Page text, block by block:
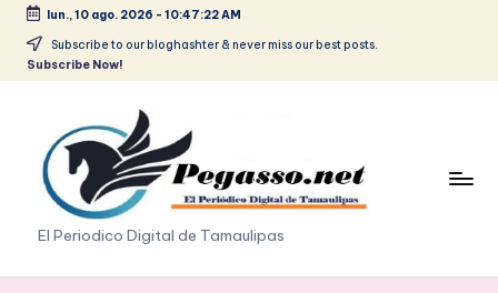
Saltar
lun., 10 ago. 2026 - 10:47:22 AM
Subscribe to our bloghashter & never miss our best posts.
Subscribe Now!
p
e
El Periodico Digital de Tamaulipas